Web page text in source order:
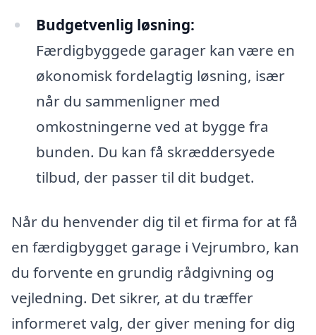
Budgetvenlig løsning:
Færdigbyggede garager kan være en
økonomisk fordelagtig løsning, især
når du sammenligner med
omkostningerne ved at bygge fra
bunden. Du kan få skræddersyede
tilbud, der passer til dit budget.
Når du henvender dig til et firma for at få
en færdigbygget garage i Vejrumbro, kan
du forvente en grundig rådgivning og
vejledning. Det sikrer, at du træffer
informeret valg, der giver mening for dig